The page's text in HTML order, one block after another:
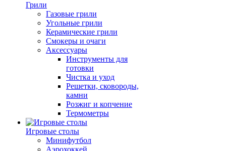
Грили
Газовые грили
Угольные грили
Керамические грили
Смокеры и очаги
Аксессуары
Инструменты для
готовки
Чистка и уход
Решетки, сковороды,
камни
Розжиг и копчение
Термометры
Игровые столы
Минифутбол
Аэрохоккей